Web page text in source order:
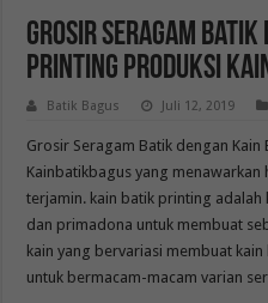
Grosir Seragam Batik
Printing Produksi
Batik Bagus Juli 12, 2019
Grosir Seragam Batik dengan Kain
Kainbatikbagus yang
terjamin. kain batik printing adalah
dan primadona untuk membuat
kain yang bervariasi membuat
untuk bermacam-macam varian